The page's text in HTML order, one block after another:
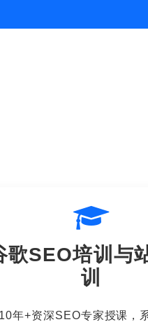
歌SEO培训与
训
年+资深SEO专家授课，